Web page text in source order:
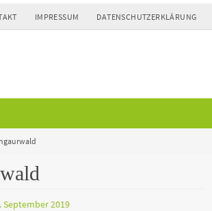
IMPRESSUM DATENSCHUTZERKLÄRUNG
September 2019